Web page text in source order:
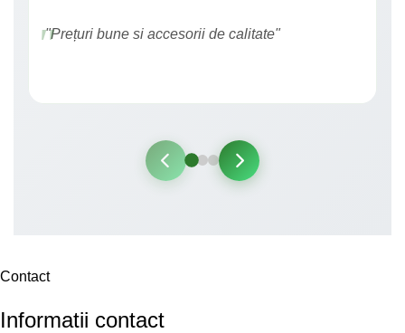
"Prețuri bune si accesorii de calitate"
Contact
Informatii contact